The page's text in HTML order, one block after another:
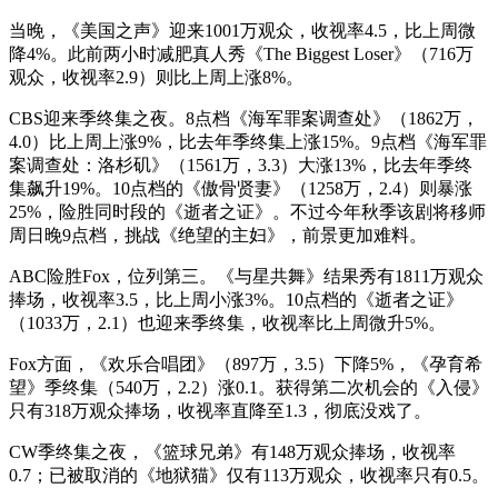
当晚，《美国之声》迎来1001万观众，收视率4.5，比上周微
降4%。此前两小时减肥真人秀《The Biggest Loser》（716万
观众，收视率2.9）则比上周上涨8%。
CBS迎来季终集之夜。8点档《海军罪案调查处》（1862万，
4.0）比上周上涨9%，比去年季终集上涨15%。9点档《海军罪
案调查处：洛杉矶》（1561万，3.3）大涨13%，比去年季终
集飙升19%。10点档的《傲骨贤妻》（1258万，2.4）则暴涨
25%，险胜同时段的《逝者之证》。不过今年秋季该剧将移师
周日晚9点档，挑战《绝望的主妇》，前景更加难料。
ABC险胜Fox，位列第三。《与星共舞》结果秀有1811万观众
捧场，收视率3.5，比上周小涨3%。10点档的《逝者之证》
（1033万，2.1）也迎来季终集，收视率比上周微升5%。
Fox方面，《欢乐合唱团》（897万，3.5）下降5%，《孕育希
望》季终集（540万，2.2）涨0.1。获得第二次机会的《入侵》
只有318万观众捧场，收视率直降至1.3，彻底没戏了。
CW季终集之夜，《篮球兄弟》有148万观众捧场，收视率
0.7；已被取消的《地狱猫》仅有113万观众，收视率只有0.5。